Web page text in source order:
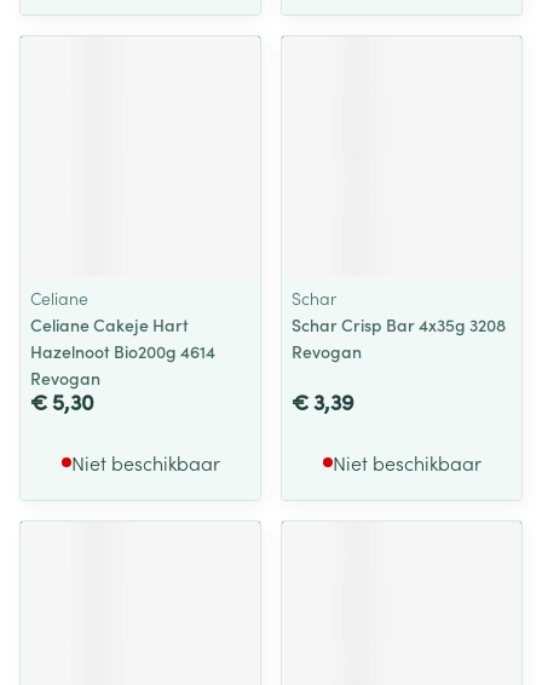
Celiane
Celiane Cakeje Hart
Hazelnoot Bio200g 4614
Revogan
€ 5,30
Niet beschikbaar
Schar
Schar Crisp Bar 4x35g 3208
Revogan
€ 3,39
Niet beschikbaar